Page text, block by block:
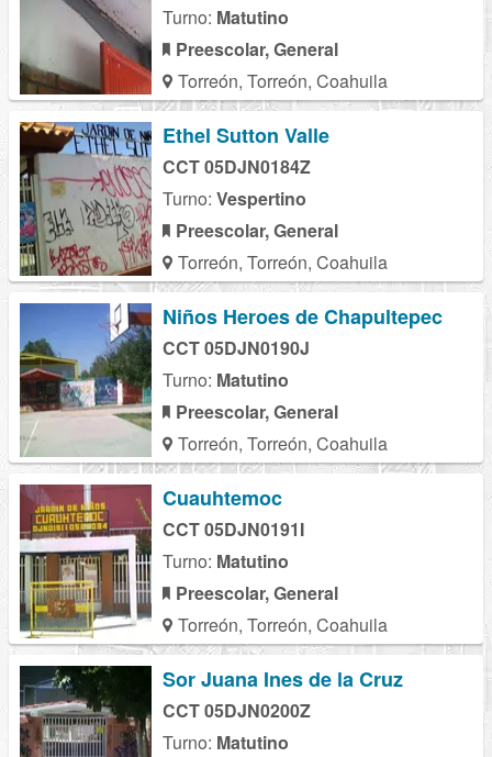
Turno: Matutino
Preescolar, General
Torreón, Torreón, Coahuila
Ethel Sutton Valle
CCT 05DJN0184Z
Turno: Vespertino
Preescolar, General
Torreón, Torreón, Coahuila
Niños Heroes de Chapultepec
CCT 05DJN0190J
Turno: Matutino
Preescolar, General
Torreón, Torreón, Coahuila
Cuauhtemoc
CCT 05DJN0191I
Turno: Matutino
Preescolar, General
Torreón, Torreón, Coahuila
Sor Juana Ines de la Cruz
CCT 05DJN0200Z
Turno: Matutino